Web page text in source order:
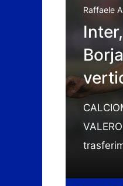
Raffaele